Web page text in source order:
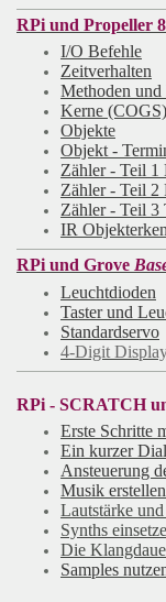
RPi und Propeller
I/O Befehle
Zeitverhalten
Methoden
Kerne
Objekte
Objekt -
Zähler - Teil 1
Zähler - Teil 2
Zähler - Teil 3
IR
RPi und Grove
Leuchtdioden
Taster und
Standardservo
4-Digit
RPi - SCRATCH
Erste Schritte
Ein kurzer
Ansteuerung
Musik
Lautstärke
Synths
Die
Samples